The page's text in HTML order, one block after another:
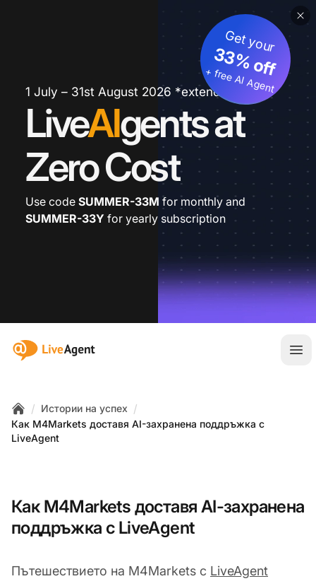
1 July – 31st August 2026 *extended
LiveAIgents at
Zero Cost
Get your
33% off
+ free AI Agent
Use code SUMMER-33M for monthly and
SUMMER-33Y for yearly subscription
:site.title
Home
/ Истории на успех /
Как M4Markets доставя AI-захранена поддръжка с
LiveAgent
Как M4Markets доставя AI-захранена
поддръжка с LiveAgent
Пътешествието на M4Markets с LiveAgent